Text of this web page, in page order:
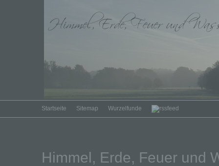
Startseite Sitemap Wurzelfunde
Himmel, Erde, Feuer und